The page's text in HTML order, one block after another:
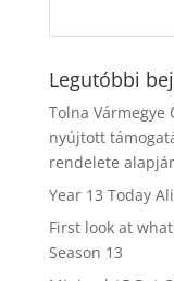
Legutóbbi
Tolna Vármegye
nyújtott
rendelete
Year 13 Today
First look at
Season 13